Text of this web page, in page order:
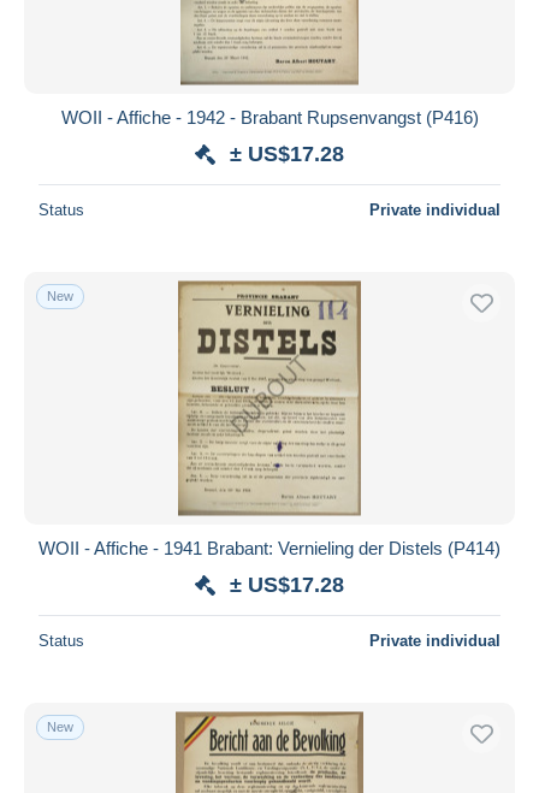
WOII - Affiche - 1942 - Brabant Rupsenvangst (P416)
± US$17.28
Status Private individual
New
WOII - Affiche - 1941 Brabant: Vernieling der Distels (P414)
± US$17.28
Status Private individual
New